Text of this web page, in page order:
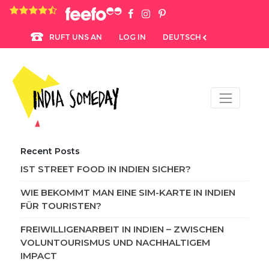
4.8 rating based on 1,234 ratings
RUFT UNS AN LOG IN DEUTSCH
Recent Posts
IST STREET FOOD IN INDIEN SICHER?
WIE BEKOMMT MAN EINE SIM-KARTE IN INDIEN
FÜR TOURISTEN?
FREIWILLIGENARBEIT IN INDIEN – ZWISCHEN
VOLUNTOURISMUS UND NACHHALTIGEM
IMPACT